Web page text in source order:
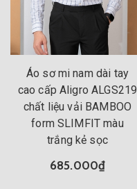
Áo sơ mi nam dài tay
cao cấp Aligro ALGS219
chất liệu vải BAMBOO
form SLIMFIT màu
trắng kẻ sọc
685.000₫